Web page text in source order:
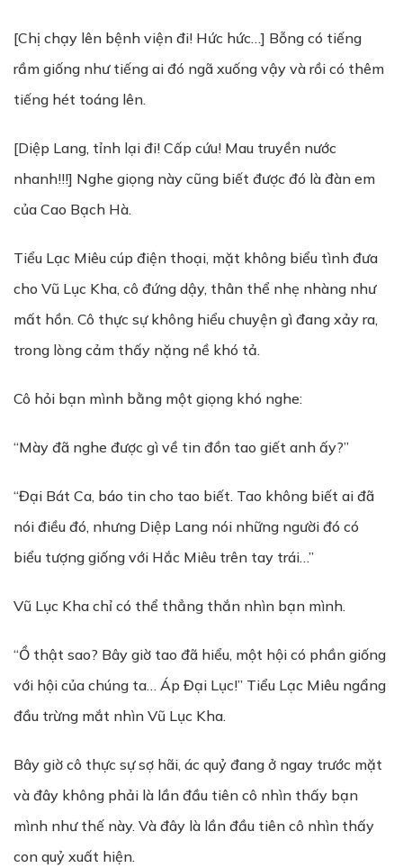
[Chị chạy lên bệnh viện đi! Hức hức…] Bỗng có tiếng
rầm giống như tiếng ai đó ngã xuống vậy và rồi có thêm
tiếng hét toáng lên.
[Diệp Lang, tỉnh lại đi! Cấp cứu! Mau truyền nước
nhanh!!!] Nghe giọng này cũng biết được đó là đàn em
của Cao Bạch Hà.
Tiểu Lạc Miêu cúp điện thoại, mặt không biểu tình đưa
cho Vũ Lục Kha, cô đứng dậy, thân thể nhẹ nhàng như
mất hồn. Cô thực sự không hiểu chuyện gì đang xảy ra,
trong lòng cảm thấy nặng nề khó tả.
Cô hỏi bạn mình bằng một giọng khó nghe:
“Mày đã nghe được gì về tin đồn tao giết anh ấy?”
“Đại Bát Ca, báo tin cho tao biết. Tao không biết ai đã
nói điều đó, nhưng Diệp Lang nói những người đó có
biểu tượng giống với Hắc Miêu trên tay trái…”
Vũ Lục Kha chỉ có thể thẳng thắn nhìn bạn mình.
“Ồ thật sao? Bây giờ tao đã hiểu, một hội có phần giống
với hội của chúng ta… Áp Đại Lục!” Tiểu Lạc Miêu ngẩng
đầu trừng mắt nhìn Vũ Lục Kha.
Bây giờ cô thực sự sợ hãi, ác quỷ đang ở ngay trước mặt
và đây không phải là lần đầu tiên cô nhìn thấy bạn
mình như thế này. Và đây là lần đầu tiên cô nhìn thấy
con quỷ xuất hiện.